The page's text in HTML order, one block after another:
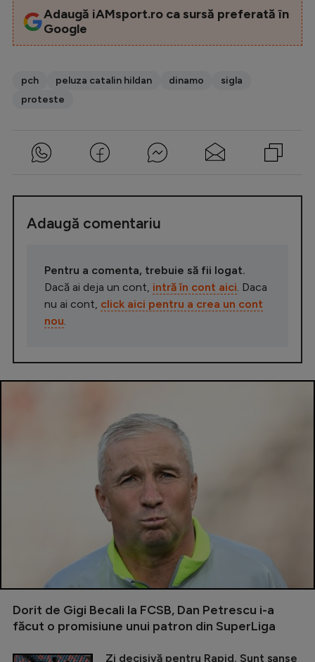
Adaugă iAMsport.ro ca sursă preferată în
Google
pch peluza catalin hildan dinamo
sigla
proteste
Adaugă comentariu
Pentru a comenta, trebuie să fii logat.
Dacă ai deja un cont, intră în cont aici . Daca
nu ai cont, click aici pentru a crea un cont
nou
Dorit de Gigi Becali la FCSB, Dan Petrescu i-a
făcut o promisiune unui patron din SuperLiga
Zi decisivă pentru Rapid. Sunt șanse